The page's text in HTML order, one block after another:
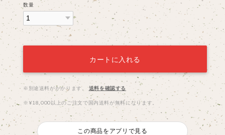
数量
カートに入れる
※別途送料がかかります。 送料を確認する
※¥18,000以上のご注文で国内送料が無料になります。
この商品をアプリで見る